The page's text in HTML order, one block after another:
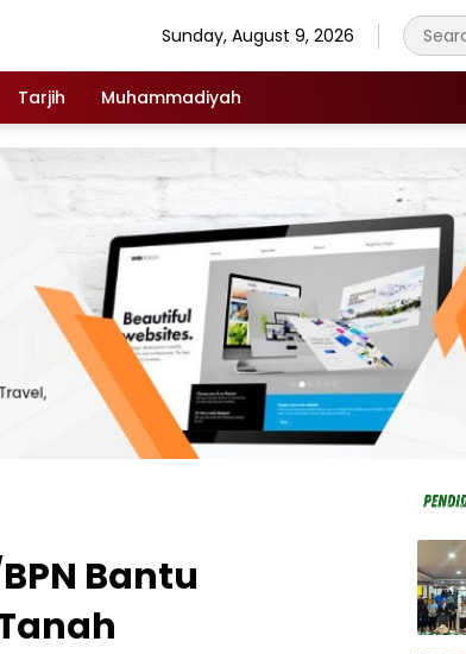
Sunday, August 9, 2026
Tarjih Muhammadiyah
Bantu